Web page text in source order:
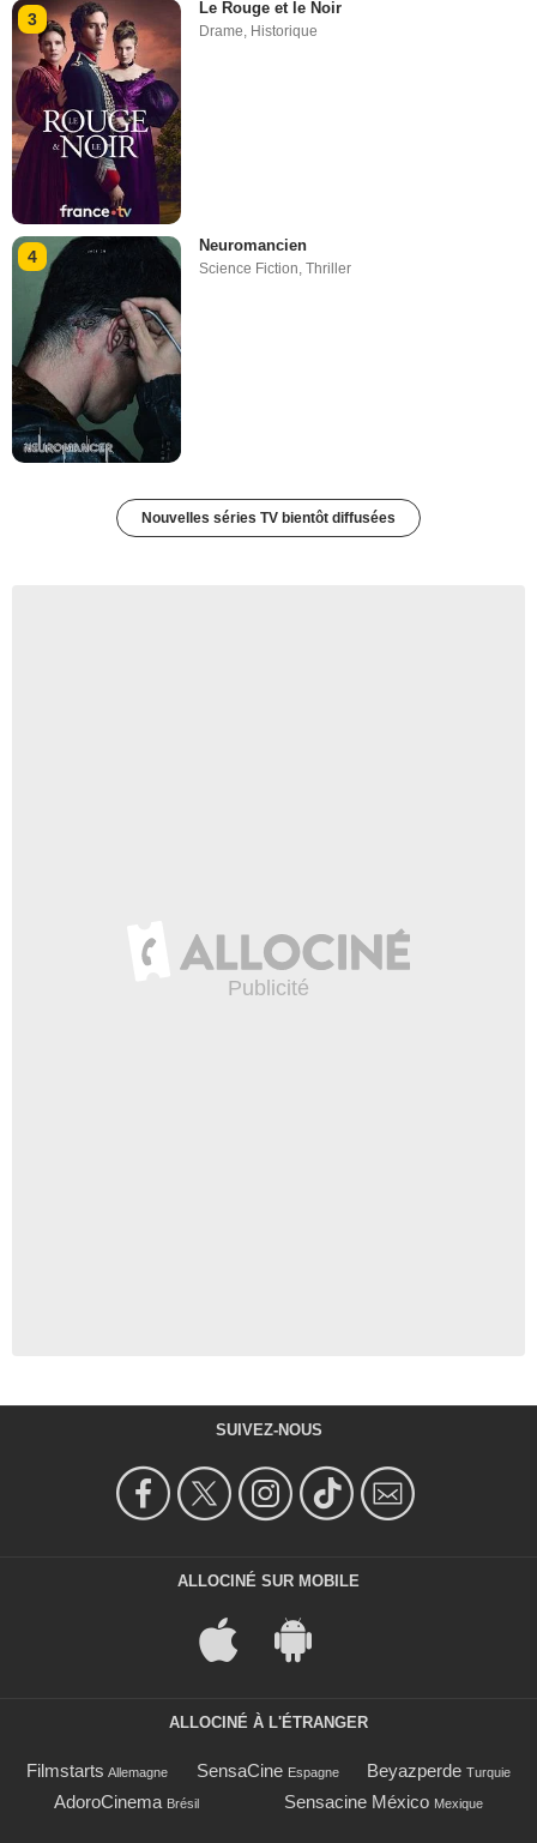
3
Le Rouge et le Noir
Drame, Historique
4
Neuromancien
Science Fiction,Thriller
Nouvelles séries TV bientôt diffusées
SUIVEZ-NOUS
ALLOCINÉ SUR MOBILE
ALLOCINÉ À L'ÉTRANGER
Filmstarts Allemagne SensaCine Espagne Beyazperde Turquie
AdoroCinema Brésil Sensacine México Mexique